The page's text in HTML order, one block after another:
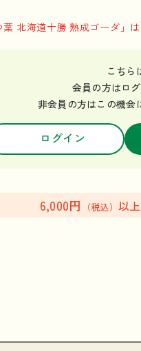
葉 北海道十勝 熟成ゴーダ」
こちら
会員の方はロ
非会員の方はこの機会
ログイン
6,000円 （税込） 以